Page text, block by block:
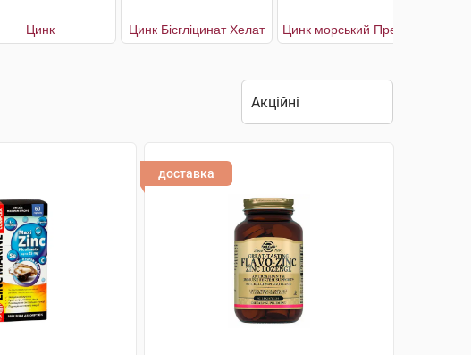
Цинк Цинк Бісгліцинат Хелат
доставка